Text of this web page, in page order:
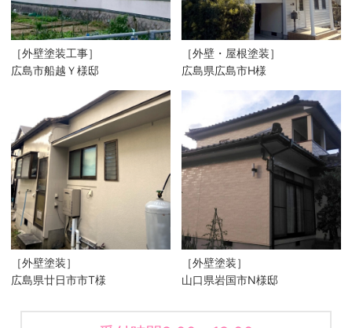
［外壁塗装工事］
広島市船越Ｙ様邸
［外壁・屋根塗装］
広島県広島市H様
［外壁塗装］
広島県廿日市市T様
［外壁塗装］
山口県岩国市N様邸